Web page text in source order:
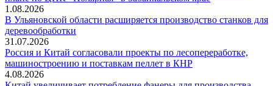
1.08.2026
В Ульяновской области расширяется производство станков для
деревообработки
31.07.2026
Россия и Китай согласовали проекты по лесопереработке,
машиностроению и поставкам пеллет в КНР
4.08.2026